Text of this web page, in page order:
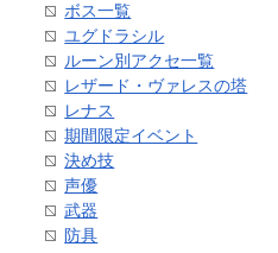
ボス一覧
ユグドラシル
ルーン別アクセ一覧
レザード・ヴァレスの塔
レナス
期間限定イベント
決め技
声優
武器
防具